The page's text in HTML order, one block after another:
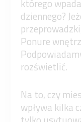
którego
dziennego?
Ponure
rozświetlić.
Na to, czy
wpływa kilka